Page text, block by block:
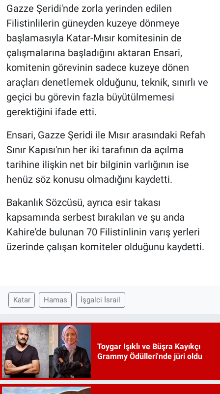
Gazze Şeridi'nde zorla yerinden edilen
Filistinlilerin güneyden kuzeye dönmeye
başlamasıyla Katar-Mısır komitesinin de
çalışmalarına başladığını aktaran Ensari,
komitenin görevinin sadece kuzeye dönen
araçları denetlemek olduğunu, teknik, sınırlı ve
geçici bu görevin fazla büyütülmemesi
gerektiğini ifade etti.
Ensari, Gazze Şeridi ile Mısır arasındaki Refah
Sınır Kapısı'nın her iki tarafının da açılma
tarihine ilişkin net bir bilginin varlığının ise
henüz söz konusu olmadığını kaydetti.
Bakanlık Sözcüsü, ayrıca esir takası
kapsamında serbest bırakılan ve şu anda
Kahire'de bulunan 70 Filistinlinin varış yerleri
üzerinde çalışan komiteler olduğunu kaydetti.
Katar Hamas İşgalci İsrail
Toygar Işıklı ve Büşra Kayıkçı
Grammy Ödülleri'nde jüri oldu